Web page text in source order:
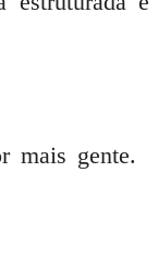
mais gente.